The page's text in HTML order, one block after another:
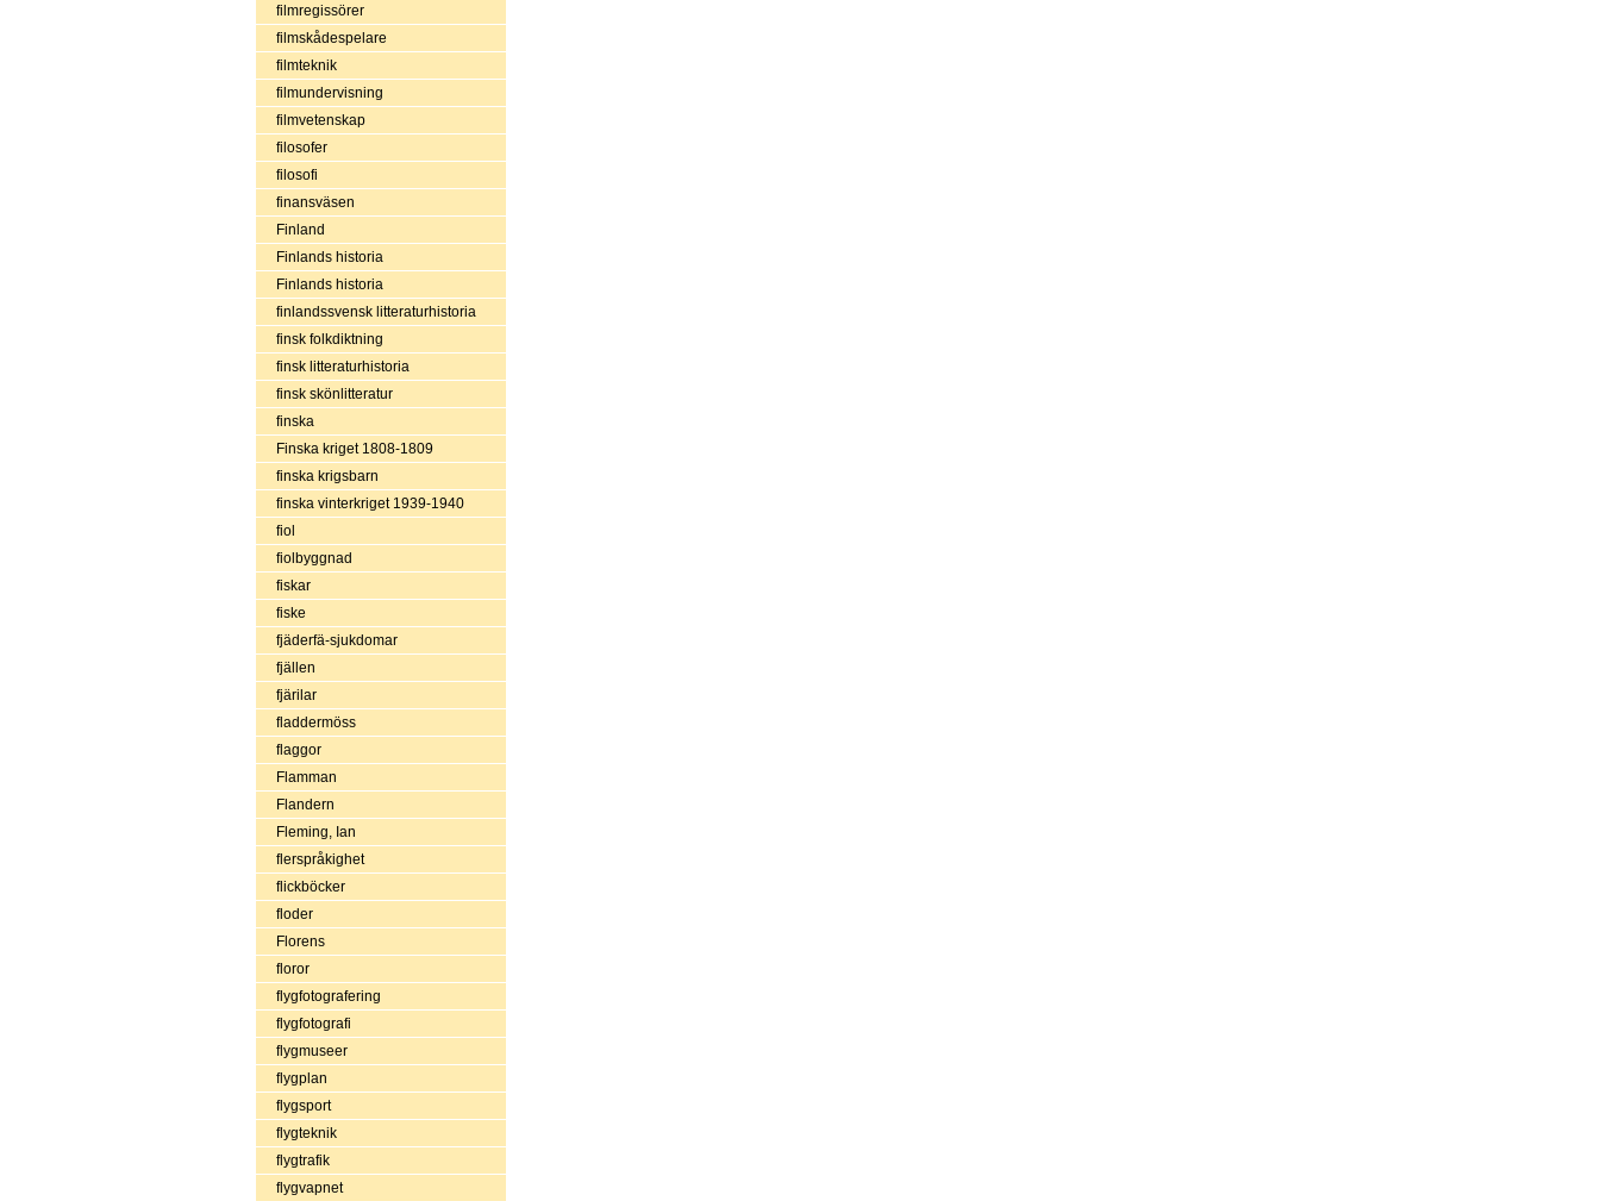
filmregissörer
filmskådespelare
filmteknik
filmundervisning
filmvetenskap
filosofer
filosofi
finansväsen
Finland
Finlands historia
Finlands historia
finlandssvensk litteraturhistoria
finsk folkdiktning
finsk litteraturhistoria
finsk skönlitteratur
finska
Finska kriget 1808-1809
finska krigsbarn
finska vinterkriget 1939-1940
fiol
fiolbyggnad
fiskar
fiske
fjäderfä-sjukdomar
fjällen
fjärilar
fladdermöss
flaggor
Flamman
Flandern
Fleming, Ian
flerspråkighet
flickböcker
floder
Florens
floror
flygfotografering
flygfotografi
flygmuseer
flygplan
flygsport
flygteknik
flygtrafik
flygvapnet